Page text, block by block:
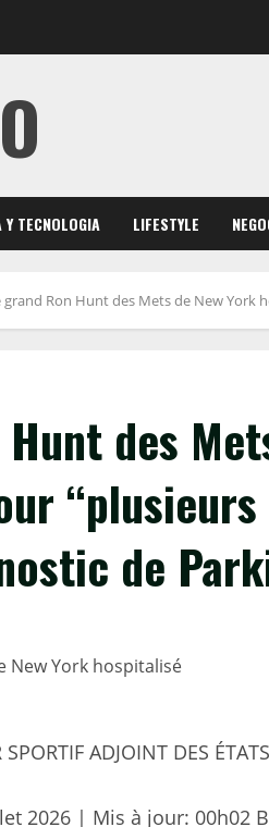
Y TECNOLOGIA LIFESTYLE
grand Ron Hunt des Mets de New York
des
de
ADJOINT DES
2026 | Mis à jour: 00h02